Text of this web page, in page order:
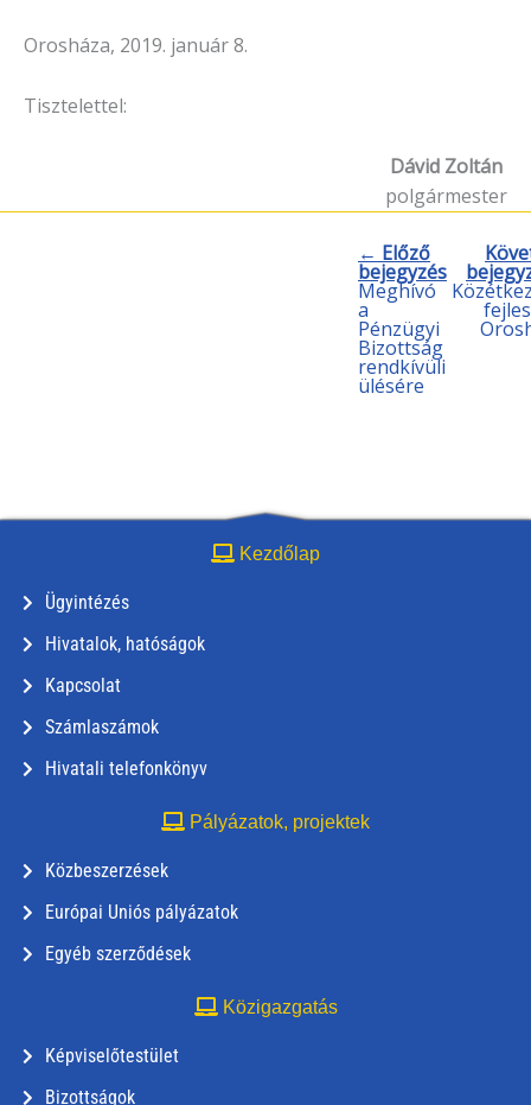
Orosháza, 2019. január 8.
Tisztelettel:
Dávid Zoltán
polgármester
← Előző
bejegyzés
Meghívó
a
Pénzügyi
Bizottság
rendkívüli
ülésére
Kezdőlap
Ügyintézés
Hivatalok, hatóságok
Kapcsolat
Számlaszámok
Hivatali telefonkönyv
Pályázatok, projektek
Közbeszerzések
Európai Uniós pályázatok
Egyéb szerződések
Közigazgatás
Képviselőtestület
Bizottságok